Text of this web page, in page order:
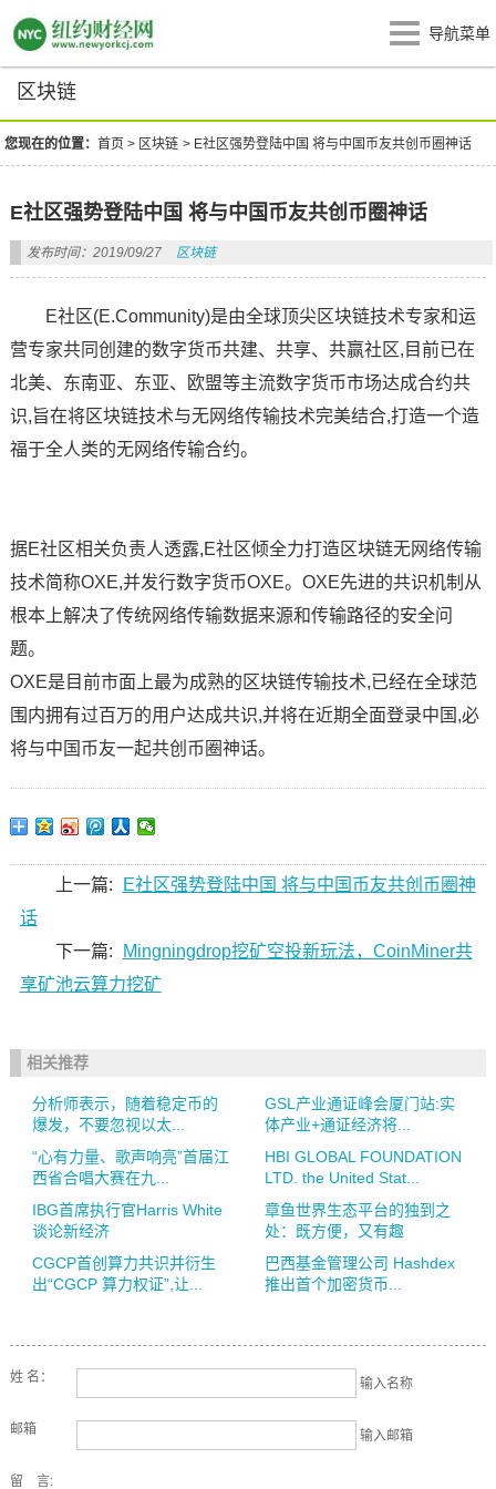
导航菜单
区块链
您现在的位置：首页 > 区块链 > E社区强势登陆中国 将与中国币友共创币圈神话
E社区强势登陆中国 将与中国币友共创币圈神话
发布时间：2019/09/27 区块链
E社区(E.Community)是由全球顶尖区块链技术专家和运
营专家共同创建的数字货币共建、共享、共赢社区,目前已在
北美、东南亚、东亚、欧盟等主流数字货币市场达成合约共
识,旨在将区块链技术与无网络传输技术完美结合,打造一个造
福于全人类的无网络传输合约。
据E社区相关负责人透露,E社区倾全力打造区块链无网络传输
技术简称OXE,并发行数字货币OXE。OXE先进的共识机制从
根本上解决了传统网络传输数据来源和传输路径的安全问
题。
OXE是目前市面上最为成熟的区块链传输技术,已经在全球范
围内拥有过百万的用户达成共识,并将在近期全面登录中国,必
将与中国币友一起共创币圈神话。
上一篇:
E社区强势登陆中国 将与中国币友共创币圈神
话
下一篇:
Mingningdrop挖矿空投新玩法，CoinMiner共
享矿池云算力挖矿
相关推荐
分析师表示，随着稳定币的
爆发，不要忽视以太...
GSL产业通证峰会厦门站:实
体产业+通证经济将...
“心有力量、歌声响亮”首届江
西省合唱大赛在九...
HBI GLOBAL FOUNDATION
LTD. the United Stat...
IBG首席执行官Harris White
谈论新经济
章鱼世界生态平台的独到之
处：既方便，又有趣
CGCP首创算力共识并衍生
出“CGCP 算力权证”,让...
巴西基金管理公司 Hashdex
推出首个加密货币...
姓 名： 输入名称
邮箱 输入邮箱
留 言: